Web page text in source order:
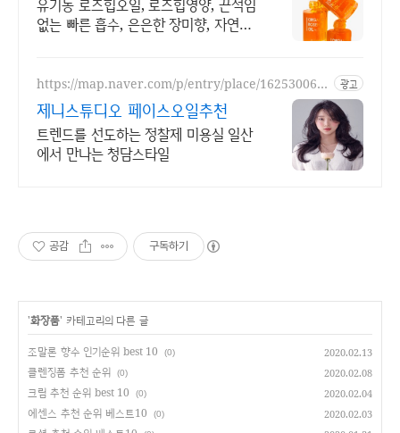
유기농 로즈힙오일, 로즈힙영양, 끈적임
없는 빠른 흡수, 은은한 장미향, 자연레
https://map.naver.com/p/entry/place/162530061
광고
제니스튜디오 페이스오일추천
트렌드를 선도하는 정찰제 미용실 일산
에서 만나는 청담스타일
공감 구독하기
'화장품' 카테고리의 다른 글
조말론 향수 인기순위 best 10 (0) 2020.02.13
클렌징폼 추천 순위 (0) 2020.02.08
크림 추천 순위 best 10 (0) 2020.02.04
에센스 추천 순위 베스트10 (0) 2020.02.03